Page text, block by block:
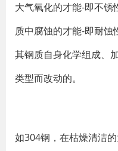
大气氧化的才能-即不锈
质中腐蚀的才能-即耐
其钢质自身化学组成、
类型而改动的。
如304钢，在枯燥清洁